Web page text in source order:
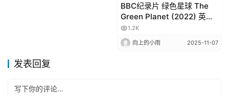
BBC纪录片 绿色星球 The
Green Planet (2022) 英文
版全5集英语中英字幕4K高
清视频MKV
1.2K
向上的小雨 2025-11-07
发表回复